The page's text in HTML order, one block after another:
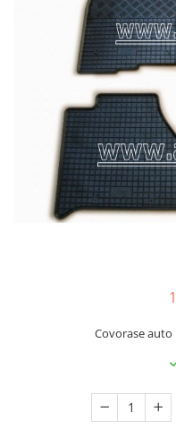
Pachete Audio
Accesorii Sisteme Audio
Cupla radio aftermarket
Cupla radio OEM
Inele boxe auto
Rame radio 1DIN
Rame radio 2DIN
Conectori Difuzoare
Difuzoare, boxe auto
Insonorizant Auto
Covorase auto